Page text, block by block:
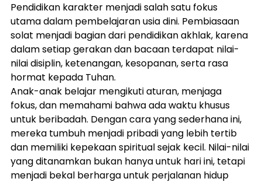
Pendidikan karakter menjadi salah satu fokus
utama dalam pembelajaran usia dini. Pembiasaan
solat menjadi bagian dari pendidikan akhlak, karena
dalam setiap gerakan dan bacaan terdapat nilai-
nilai disiplin, ketenangan, kesopanan, serta rasa
hormat kepada Tuhan.
Anak-anak belajar mengikuti aturan, menjaga
fokus, dan memahami bahwa ada waktu khusus
untuk beribadah. Dengan cara yang sederhana ini,
mereka tumbuh menjadi pribadi yang lebih tertib
dan memiliki kepekaan spiritual sejak kecil. Nilai-nilai
yang ditanamkan bukan hanya untuk hari ini, tetapi
menjadi bekal berharga untuk perjalanan hidup